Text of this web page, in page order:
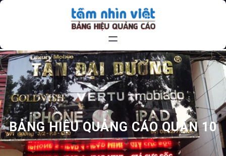
Chuyển
dung
BẢNG HIỆU QUẢNG CÁO QUẬN 10